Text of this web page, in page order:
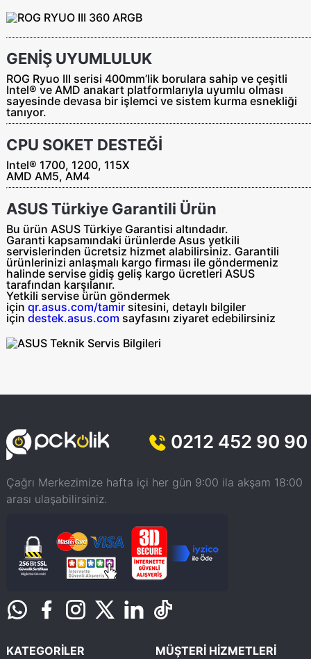
GENİŞ UYUMLULUK
ROG Ryuo III serisi 400mm’lik borulara sahip ve çeşitli
Intel® ve AMD anakart platformlarıyla uyumlu olması
sayesinde devasa bir işlemci ve sistem kurma esnekliği
tanıyor.
CPU SOKET DESTEĞİ
Intel® 1700, 1200, 115X
AMD AM5, AM4​
ASUS Türkiye Garantili Ürün
Bu ürün ASUS Türkiye Garantisi altındadır.
Garanti kapsamındaki ürünlerde Asus yetkili
servislerinden ücretsiz hizmet alabilirsiniz. Garantili
ürünlerinizi anlaşmalı kargo firması ile göndermeniz
halinde servise gidiş geliş kargo ücretleri ASUS
tarafından karşılanır.
Yetkili servise ürün göndermek
için qr.asus.com/tamir sitesini, detaylı bilgiler
için destek.asus.com sayfasını ziyaret edebilirsiniz
0212 452 90 90
Çağrı Merkezimize hafta içi her gün 9:00 ila akşam 18:00
arası ulaşabilirsiniz.
KATEGORİLER
MÜŞTERİ HİZMETLERİ